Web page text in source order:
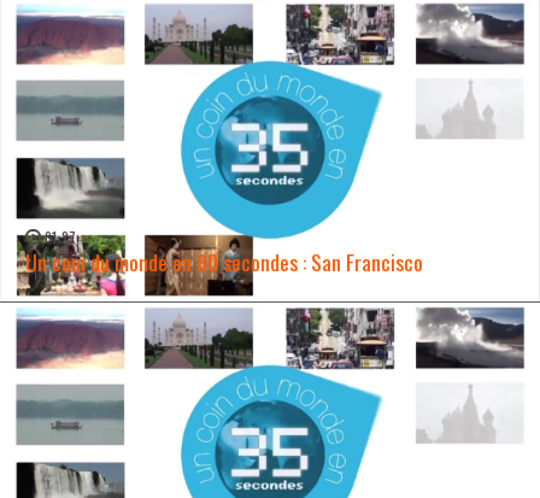
01:27
Un coin du monde en 80 secondes : San Francisco
WATCH NOW →